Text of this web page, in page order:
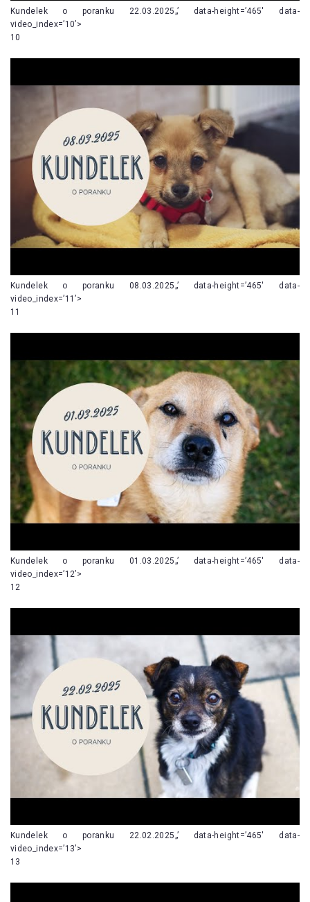
Kundelek o poranku 22.03.2025„’ data-height=’465′ data-
video_index=’10’>
10
Kundelek o poranku 08.03.2025„’ data-height=’465′ data-
video_index=’11’>
11
Kundelek o poranku 01.03.2025„’ data-height=’465′ data-
video_index=’12’>
12
Kundelek o poranku 22.02.2025„’ data-height=’465′ data-
video_index=’13’>
13